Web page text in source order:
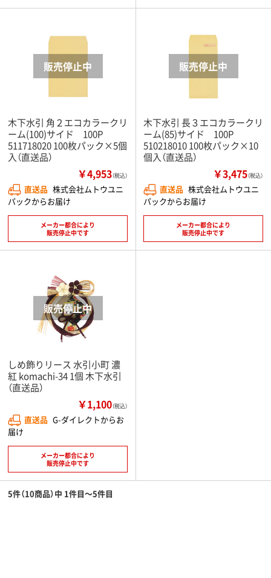
木下水引 角２エコカラークリ
ーム(100)サイド 100P
511718020 100枚パック×5個
入（直送品）
￥4,953（税込）
直送品 株式会社ムトウユニ
パックからお届け
メーカー都合により
販売停止中です
木下水引 長３エコカラークリ
ーム(85)サイド 100P
510218010 100枚パック×10
個入（直送品）
￥3,475（税込）
直送品 株式会社ムトウユニ
パックからお届け
メーカー都合により
販売停止中です
しめ飾りリース 水引小町 濃
紅 komachi-34 1個 木下水引
（直送品）
￥1,100（税込）
直送品 G-ダイレクトからお
届け
メーカー都合により
販売停止中です
5件（10商品）中 1件目～5件目